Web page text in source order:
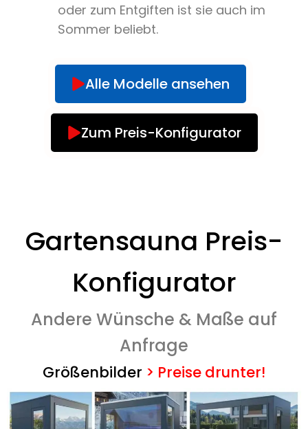
oder zum Entgiften ist sie auch im
Sommer beliebt.
Alle Modelle ansehen
Zum Preis-Konfigurator
Gartensauna Preis-
Konfigurator
Andere Wünsche & Maße auf
Anfrage
Größenbilder > Preise drunter!